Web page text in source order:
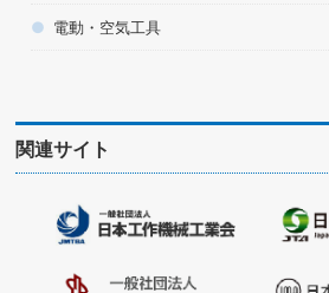
電動・空気工具
関連サイト